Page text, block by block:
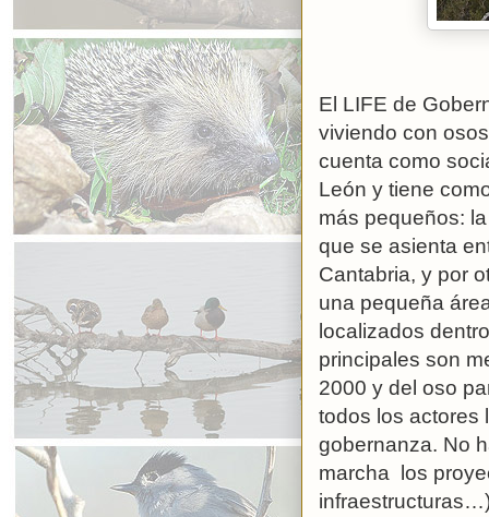
El LIFE de
viviendo con
cuenta como
León y tiene
más pequeños:
que se asienta
Cantabria, y por
una pequeña
localizados
principales son
2000 y del oso
todos los actores
gobernanza. No
marcha los